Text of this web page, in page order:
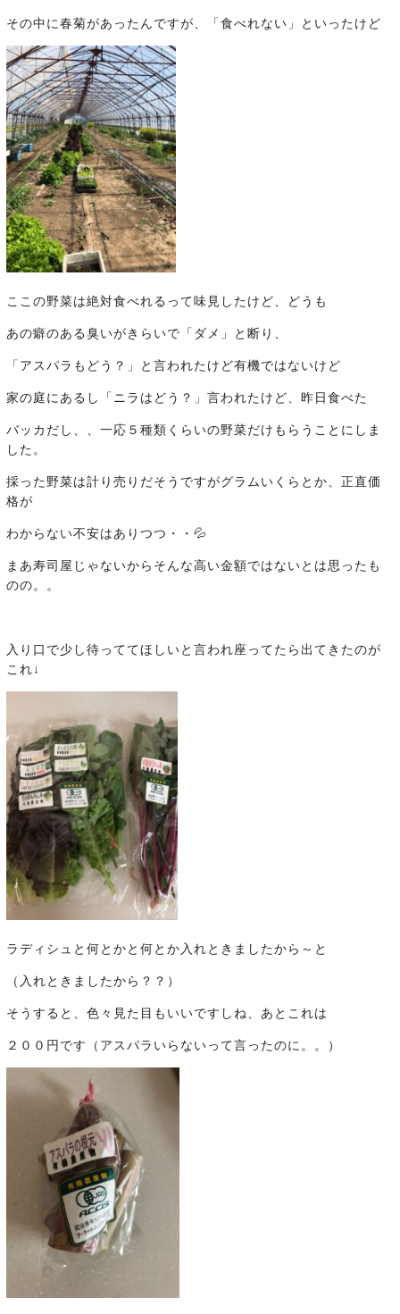
その中に春菊があったんですが、「食べれない」といったけど
ここの野菜は絶対食べれるって味見したけど、どうも
あの癖のある臭いがきらいで「ダメ」と断り、
「アスパラもどう？」と言われたけど有機ではないけど
家の庭にあるし「ニラはどう？」言われたけど、昨日食べた
バッカだし、、一応５種類くらいの野菜だけもらうことにしま
した。
採った野菜は計り売りだそうですがグラムいくらとか、正直価
格が
わからない不安はありつつ・・💦
まあ寿司屋じゃないからそんな高い金額ではないとは思ったも
のの。。
入り口で少し待っててほしいと言われ座ってたら出てきたのが
これ↓
ラディシュと何とかと何とか入れときましたから～と
（入れときましたから？？）
そうすると、色々見た目もいいですしね、あとこれは
２００円です（アスパラいらないって言ったのに。。）